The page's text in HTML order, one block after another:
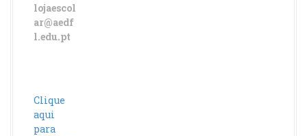
lojaescol
ar@aedf
l.edu.pt
Clique
aqui
para